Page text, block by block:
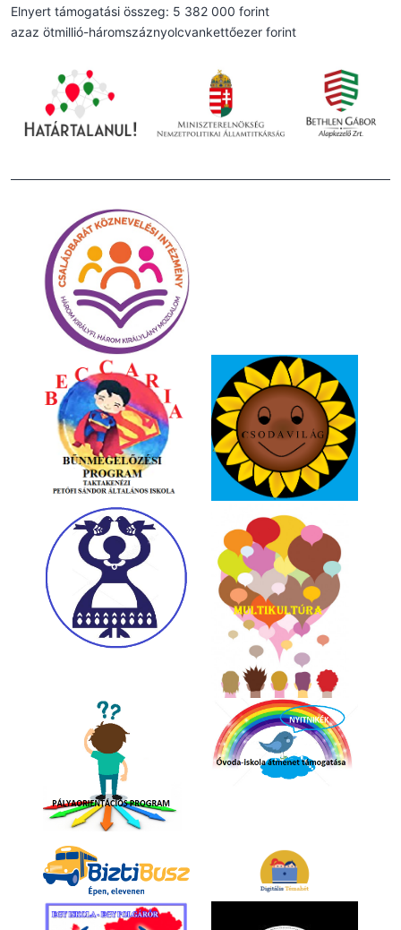
Elnyert támogatási összeg: 5 382 000 forint
azaz ötmillió-háromszáznyolcvankettőezer forint